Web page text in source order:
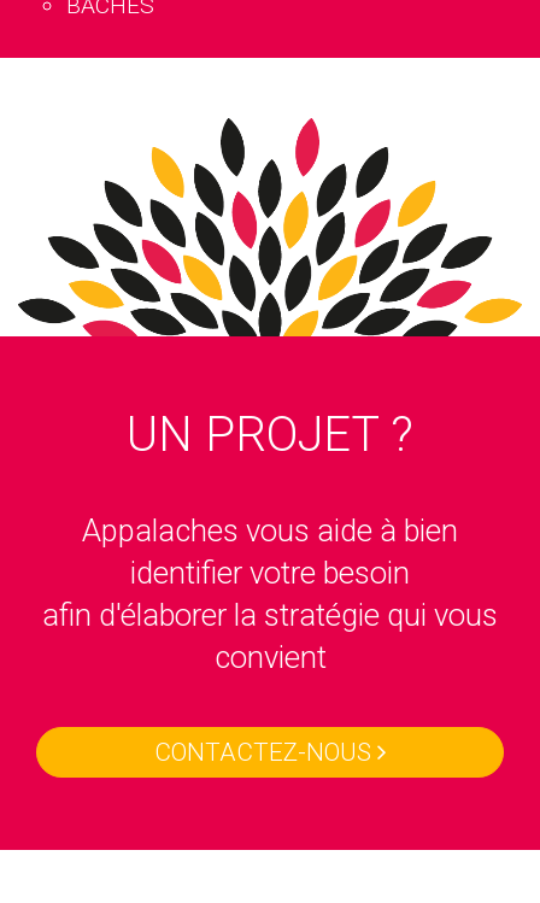
BACHES
UN PROJET ?
Appalaches vous aide à bien
identifier votre besoin
afin d'élaborer la stratégie qui vous
convient
CONTACTEZ-NOUS